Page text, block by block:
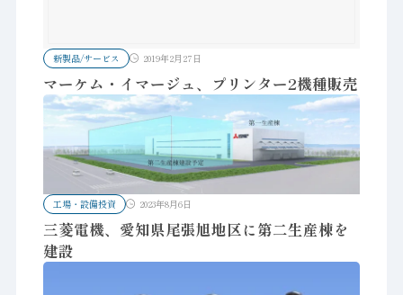
新製品/サービス 2019年2月27日
マーケム・イマージュ、プリンター2機種販売
工場・設備投資 2023年8月6日
三菱電機、愛知県尾張旭地区に第二生産棟を
建設